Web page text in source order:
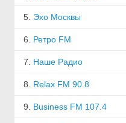
5. Эхо Москвы
6. Ретро FM
7. Наше Радио
8. Relax FM 90.8
9. Business FM 107.4